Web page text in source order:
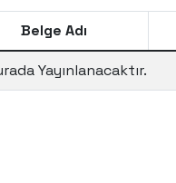
Belge Adı
Yayınlanacaktır.